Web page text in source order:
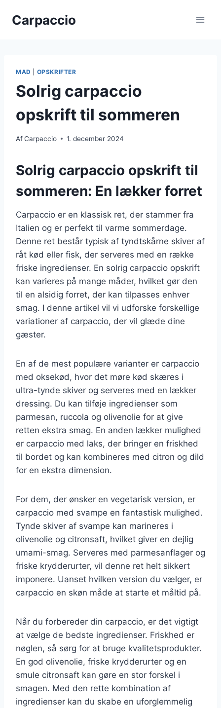
Carpaccio
MAD OPSKRIFTER
Solrig carpaccio
opskrift til sommeren
AfCarpaccio 1. december 2024
Solrig carpaccio opskrift til
sommeren: En lækker forret
Carpaccio er en klassisk ret, der stammer fra
Italien og er perfekt til varme sommerdage.
Denne ret består typisk af tyndtskårne skiver af
råt kød eller fisk, der serveres med en række
friske ingredienser. En solrig carpaccio opskrift
kan varieres på mange måder, hvilket gør den
til en alsidig forret, der kan tilpasses enhver
smag. I denne artikel vil vi udforske forskellige
variationer af carpaccio, der vil glæde dine
gæster.
En af de mest populære varianter er carpaccio
med oksekød, hvor det møre kød skæres i
ultra-tynde skiver og serveres med en lækker
dressing. Du kan tilføje ingredienser som
parmesan, ruccola og olivenolie for at give
retten ekstra smag. En anden lækker mulighed
er carpaccio med laks, der bringer en friskhed
til bordet og kan kombineres med citron og dild
for en ekstra dimension.
For dem, der ønsker en vegetarisk version, er
carpaccio med svampe en fantastisk mulighed.
Tynde skiver af svampe kan marineres i
olivenolie og citronsaft, hvilket giver en dejlig
umami-smag. Serveres med parmesanflager og
friske krydderurter, vil denne ret helt sikkert
imponere. Uanset hvilken version du vælger, er
carpaccio en skøn måde at starte et måltid på.
Når du forbereder din carpaccio, er det vigtigt
at vælge de bedste ingredienser. Friskhed er
nøglen, så sørg for at bruge kvalitetsprodukter.
En god olivenolie, friske krydderurter og en
smule citronsaft kan gøre en stor forskel i
smagen. Med den rette kombination af
ingredienser kan du skabe en uforglemmelig